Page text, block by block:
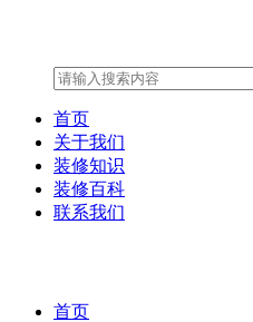
首页
关于我们
装修知识
装修百科
联系我们
首页